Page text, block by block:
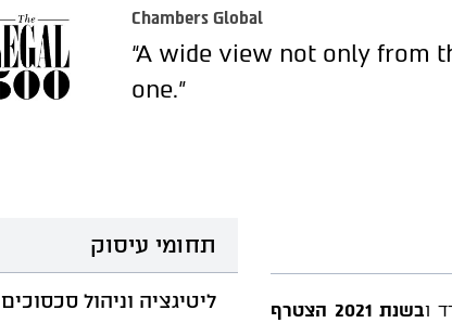
Chambers Global
“A wide view not only from
one.”
בשנת 2021 הצטרף
תחומי עיסוק
ליטיגציה וניהול סכסוכים